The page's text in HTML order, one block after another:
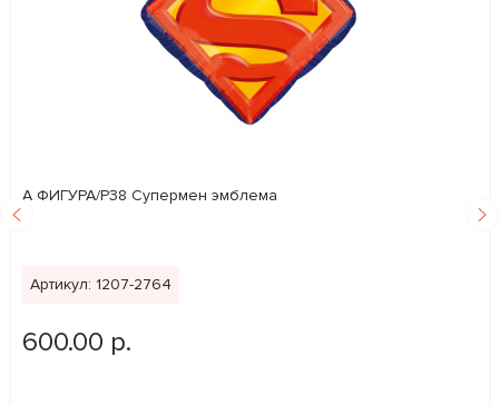
А ФИГУРА/P38 Супермен эмблема
Артикул: 1207-2764
600.00 р.